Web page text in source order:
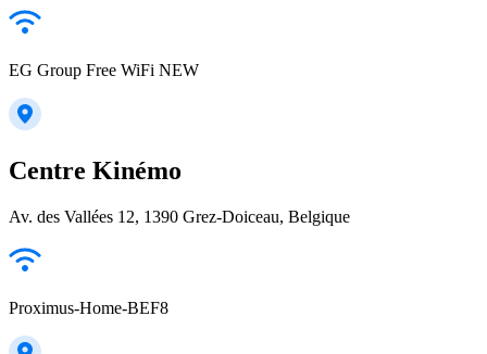
EG Group Free WiFi NEW
Centre Kinémo
Av. des Vallées 12, 1390 Grez-Doiceau, Belgique
Proximus-Home-BEF8